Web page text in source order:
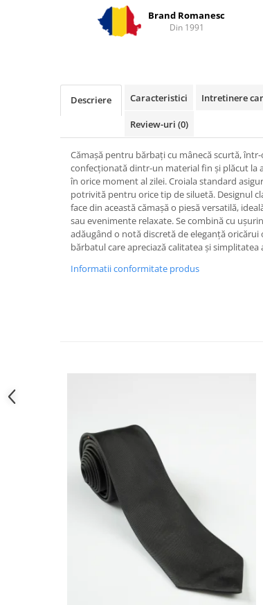
Brand Romanesc
Din 1991
Descriere Caracteristici Intretinere
Review-uri (0)
Cămașă pentru bărbați cu mânecă scurtă,
confecționată dintr-un material fin și plăcut la
în orice moment al zilei. Croiala standard
potrivită pentru orice tip de siluetă. Designul
face din această cămașă o piesă versatilă,
sau evenimente relaxate. Se combină cu
adăugând o notă discretă de eleganță
bărbatul care apreciază calitatea și simplitatea
Informatii conformitate produs